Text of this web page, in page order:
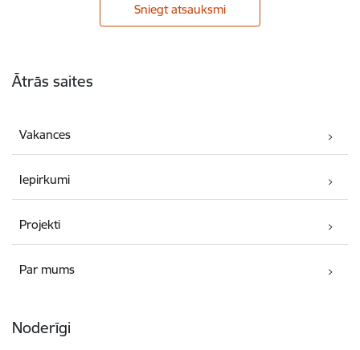
Sniegt atsauksmi
Ātrās saites
Vakances
Iepirkumi
Projekti
Par mums
Noderīgi